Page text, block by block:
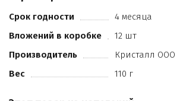
вино игристое
текила
ароматизатор натуральный
Срок годности
4 месяца
Вложений в коробке
12 шт
Производитель
Кристалл ООО
Вес
110 г